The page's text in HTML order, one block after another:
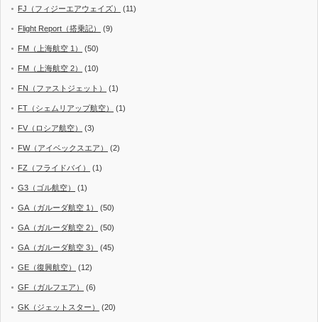
FJ（フィジーエアウェイズ） (11)
Flight Report（搭乗記） (9)
FM（上海航空 1） (50)
FM（上海航空 2） (10)
FN（ファストジェット） (1)
FT（シェムリアップ航空） (1)
FV（ロシア航空） (3)
FW（アイベックスエア） (2)
FZ（フライドバイ） (1)
G3（ゴル航空） (1)
GA（ガルーダ航空 1） (50)
GA（ガルーダ航空 2） (50)
GA（ガルーダ航空 3） (45)
GE（復興航空） (12)
GF（ガルフエア） (6)
GK（ジェットスター） (20)